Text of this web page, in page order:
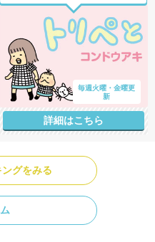
毎週火曜・金曜更
新
詳細はこちら
グをみる